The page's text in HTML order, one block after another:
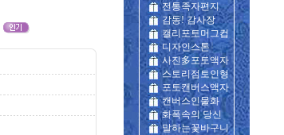
전통족자편지
감동! 감사장
캘리포토머그컵
디자인스톤
사진多포토액자
스토리점토인형
포토캔버스액자
캔버스인물화
화폭속의 당신
말하는꽃바구니